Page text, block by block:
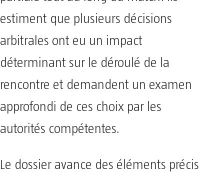
estiment que plusieurs décisions
arbitrales ont eu un impact
déterminant sur le déroulé de la
rencontre et demandent un examen
approfondi de ces choix par les
autorités compétentes.
Le dossier avance des éléments précis